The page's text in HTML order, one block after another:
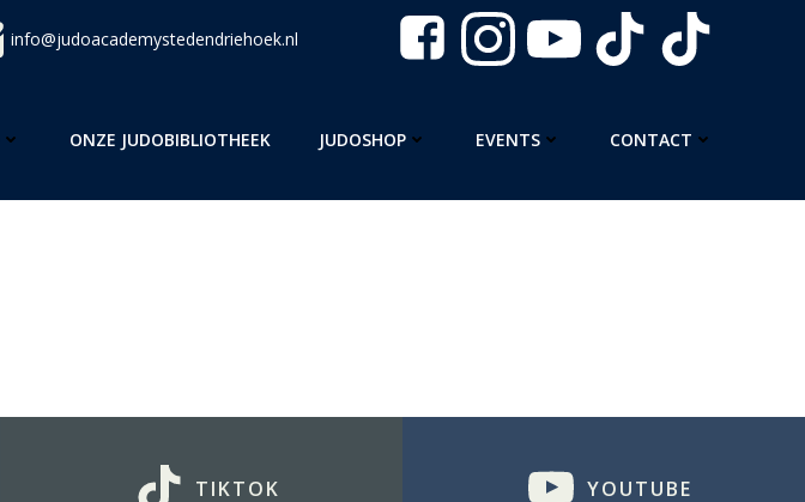
info@judoacademystedendriehoek.nl
ONZE JUDOBIBLIOTHEEK JUDOSHOP EVENTS CONTACT
TIKTOK YOUTUBE